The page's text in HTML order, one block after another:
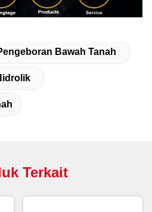
Bawah Tanah
Terkait